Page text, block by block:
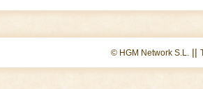
© HGM Network S.L. ||